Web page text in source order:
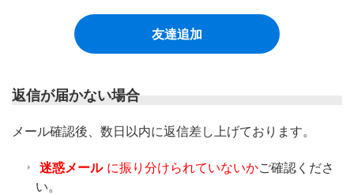
友達追加
返信が届かない場合
​メール確認後、数日以内に返信差し上げております。
迷惑メール に振り分けられていないかご確認くださ
い。